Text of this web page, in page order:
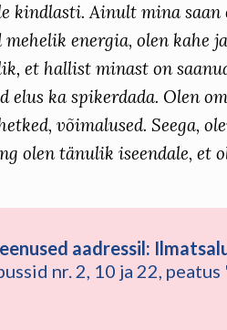
kindlasti. Ainult mina
energia, olen kahe
et hallist minast on
elus ka spikerdada. Olen
võimalused. Seega,
olen tänulik iseendale, et
aadressil:
nr. 2, 10 ja 22,